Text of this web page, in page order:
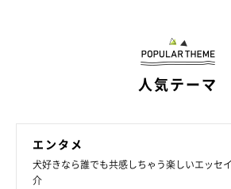
人気テーマ
エンタメ
犬好きなら誰でも共感しちゃう楽しいエッセ
介